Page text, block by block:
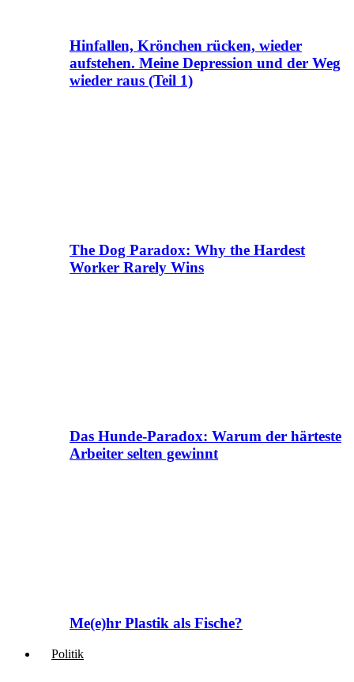
Hinfallen, Krönchen rücken, wieder
aufstehen. Meine Depression und der Weg
wieder raus (Teil 1)
The Dog Paradox: Why the Hardest
Worker Rarely Wins
Das Hunde-Paradox: Warum der härteste
Arbeiter selten gewinnt
Me(e)hr Plastik als Fische?
Politik